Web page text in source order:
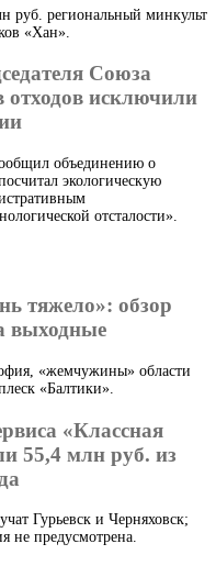
руб. региональный минкульт
«Хан».
Союза
отходов исключили
объединению о
экологическую
отсталости».
тяжело»: обзор
выходные
«жемчужины» области
«Балтики».
«Классная
55,4 млн руб. из
Гурьевск и Черняховск;
не предусмотрена.